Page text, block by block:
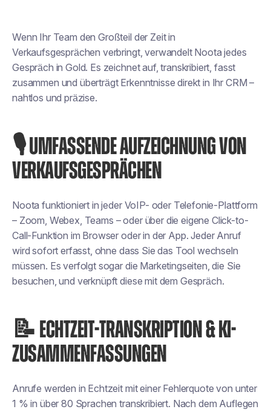
Wenn Ihr Team den Großteil der Zeit in
Verkaufsgesprächen verbringt, verwandelt Noota jedes
Gespräch in Gold. Es zeichnet auf, transkribiert, fasst
zusammen und überträgt Erkenntnisse direkt in Ihr CRM –
nahtlos und präzise.
🎙️ UMFASSENDE AUFZEICHNUNG VON
VERKAUFSGESPRÄCHEN
Noota funktioniert in jeder VoIP- oder Telefonie-Plattform
– Zoom, Webex, Teams – oder über die eigene Click-to-
Call-Funktion im Browser oder in der App. Jeder Anruf
wird sofort erfasst, ohne dass Sie das Tool wechseln
müssen. Es verfolgt sogar die Marketingseiten, die Sie
besuchen, und verknüpft diese mit dem Gespräch.
📝 ECHTZEIT-TRANSKRIPTION & KI-
ZUSAMMENFASSUNGEN
Anrufe werden in Echtzeit mit einer Fehlerquote von unter
1 % in über 80 Sprachen transkribiert. Nach dem Auflegen